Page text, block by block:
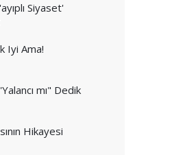
Siyaset'
Iyi Ama!
mı" Dedik
Hikayesi